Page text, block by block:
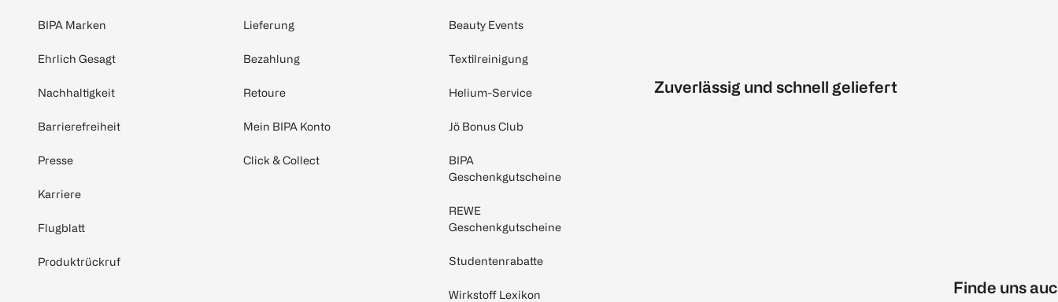
BIPA Marken
Ehrlich Gesagt
Nachhaltigkeit
Barrierefreiheit
Presse
Karriere
Flugblatt
Produktrückruf
Lieferung
Bezahlung
Retoure
Mein BIPA Konto
Click & Collect
Beauty Events
Textilreinigung
Helium-Service
Jö Bonus Club
BIPA
Geschenkgutscheine
REWE
Geschenkgutscheine
Studentenrabatte
Wirkstoff Lexikon
Zuverlässig und schnell geliefert
Finde uns